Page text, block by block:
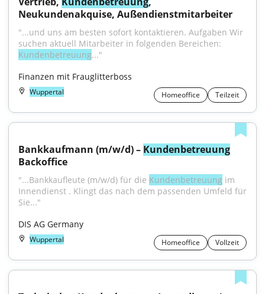
Neukundenakquise, Außendienstmitarbeiter
"...und uns am besten sofort kontaktieren. Aufgaben Wir
Kundenbetreuung..."
Finanzen mit Frauglitterboss
Wuppertal Homeoffice Teilzeit
Bankkaufmann (m/w/d) – Kundenbetreuung
Backoffice
"...Bankkaufleute (m/w/d) für die Kundenbetreuung im
Innendienst . Klingt das nach dem passenden Umfeld für
Sie..."
DIS AG Germany
Wuppertal Homeoffice Vollzeit